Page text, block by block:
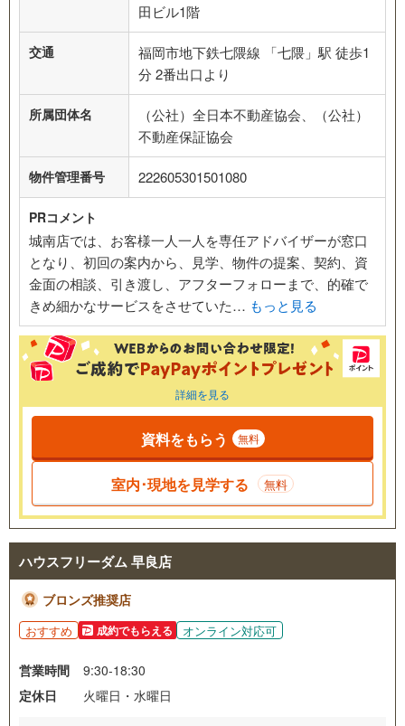
田ビル1階
交通
福岡市地下鉄七隈線 「七隈」駅 徒歩1
分 2番出口より
所属団体名
（公社）全日本不動産協会、（公社）
不動産保証協会
物件管理番号 222605301501080
PRコメント
城南店では、お客様一人一人を専任アドバイザーが窓口
となり、初回の案内から、見学、物件の提案、契約、資
金面の相談、引き渡し、アフターフォローまで、的確で
きめ細かなサービスをさせていた… もっと見る
詳細を見る
資料をもらう 無料
室内･現地を見学する 無料
ハウスフリーダム 早良店
ブロンズ推奨店
おすすめ 成約でもらえる オンライン対応可
営業時間
9:30-18:30
定休日
火曜日・水曜日